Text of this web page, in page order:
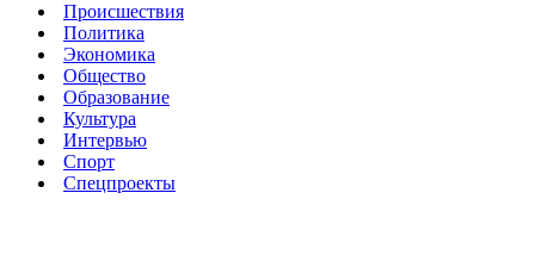
Происшествия
Политика
Экономика
Общество
Образование
Культура
Интервью
Спорт
Спецпроекты